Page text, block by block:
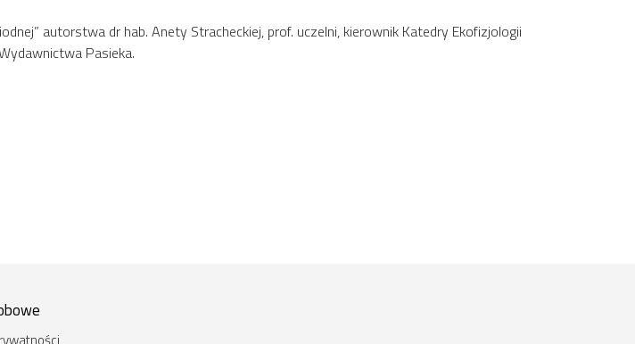
autorstwa dr hab. Anety Stracheckiej, prof. uczelni, kierownik Katedry Ekofizjologii
Pasieka.